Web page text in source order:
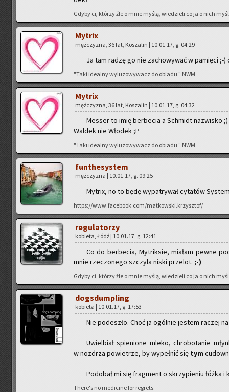
Gdyby ci, któ­rzy źle o mnie myślą, wie­dzie­li co ja o nich
My­trix
męż­czy­zna, 36 lat, Ko­sza­lin | 10.01.17, g. 04:29
Ja tam radzę go nie za­cho­wy­wać w pa­mię­ci ;-)
"Taki ide­al­ny wy­lu­zo­wy­wacz do obia­du." NWM
My­trix
męż­czy­zna, 36 lat, Ko­sza­lin | 10.01.17, g. 04:32
Mes­ser to imię ber­be­cia a Schmidt na­zwi­sko
Wal­dek nie Wło­dek ;P
"Taki ide­al­ny wy­lu­zo­wy­wacz do obia­du." NWM
fun­the­sys­tem
męż­czy­zna | 10.01.17, g. 09:25
My­trix, no to będę wy­pa­try­wał cy­ta­tów
https://www.facebook.com/matkowski.krzysztof/
re­gu­la­to­rzy
ko­bie­ta, Łódź | 10.01.17, g. 12:41
Co do ber­be­cia, My­trik­sie, mia­łam pewne
mnie rze­czo­ne­go szczy­la niski prze­lot. ;-)
Gdyby ci, któ­rzy źle o mnie myślą, wie­dzie­li co ja o nich
do­gs­dum­pling
ko­bie­ta | 10.01.17, g. 17:53
Nie po­de­szło. Choć ja ogól­nie je­stem ra­czej
Uwiel­biał spie­nio­ne mleko, chro­bo­ta­nie
w noz­drza po­wie­trze, by wy­peł­nić się tym
Po­do­bał mi się frag­ment o skrzy­pie­niu łóżka i
There's no me­di­ci­ne for re­grets.